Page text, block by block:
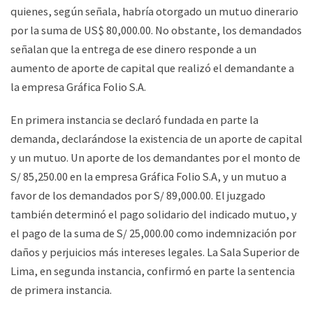
quienes, según señala, habría otorgado un mutuo dinerario
por la suma de US$ 80,000.00. No obstante, los demandados
señalan que la entrega de ese dinero responde a un
aumento de aporte de capital que realizó el demandante a
la empresa Gráfica Folio S.A.
En primera instancia se declaró fundada en parte la
demanda, declarándose la existencia de un aporte de capital
y un mutuo. Un aporte de los demandantes por el monto de
S/ 85,250.00 en la empresa Gráfica Folio S.A, y un mutuo a
favor de los demandados por S/ 89,000.00. El juzgado
también determinó el pago solidario del indicado mutuo, y
el pago de la suma de S/ 25,000.00 como indemnización por
daños y perjuicios más intereses legales. La Sala Superior de
Lima, en segunda instancia, confirmó en parte la sentencia
de primera instancia.